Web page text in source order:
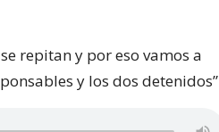
repitan y por eso vamos a
y los dos detenidos”